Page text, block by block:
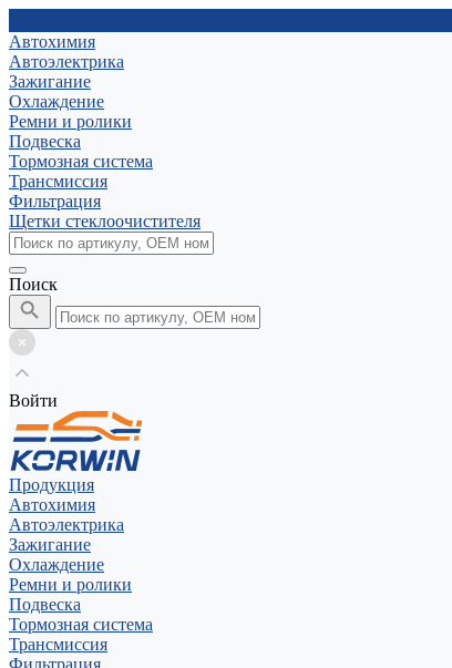
Автохимия
Автоэлектрика
Зажигание
Охлаждение
Ремни и ролики
Подвеска
Тормозная система
Трансмиссия
Фильтрация
Щетки стеклоочистителя
Поиск
Войти
Продукция
Автохимия
Автоэлектрика
Зажигание
Охлаждение
Ремни и ролики
Подвеска
Тормозная система
Трансмиссия
Фильтрация